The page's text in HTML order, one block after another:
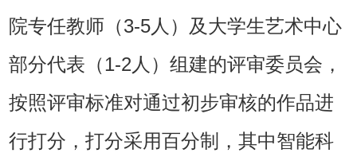
院专任教师（3-5人）及大学生艺术中心
部分代表（1-2人）组建的评审委员会，
按照评审标准对通过初步审核的作品进
行打分，打分采用百分制，其中智能科